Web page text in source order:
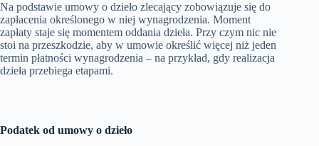
Na podstawie umowy o dzieło zlecający zobowiązuje się do
zapłacenia określonego w niej wynagrodzenia. Moment
zapłaty staje się momentem oddania dzieła. Przy czym nic nie
stoi na przeszkodzie, aby w umowie określić więcej niż jeden
termin płatności wynagrodzenia – na przykład, gdy realizacja
dzieła przebiega etapami.
Podatek od umowy o dzieło